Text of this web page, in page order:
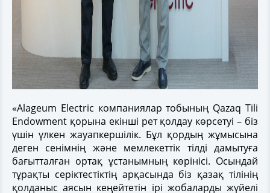
«Alageum Electric компаниялар тобының Qazaq Tili
Endowment қорына екінші рет қолдау көрсетуі – біз
үшін үлкен жауапкершілік. Бұл қордың жұмысына
деген сенімнің және мемлекеттік тілді дамытуға
бағытталған ортақ ұстанымның көрінісі. Осындай
тұрақты серіктестіктің арқасында біз қазақ тілінің
қолданыс аясын кеңейтетін ірі жобаларды жүйелі